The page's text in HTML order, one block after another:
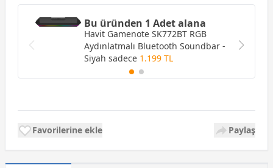
Bu üründen 1 Adet alana
Havit Gamenote SK772BT RGB
Aydınlatmalı Bluetooth Soundbar -
Siyah sadece 1.199 TL
Favorilerine ekle Paylaş